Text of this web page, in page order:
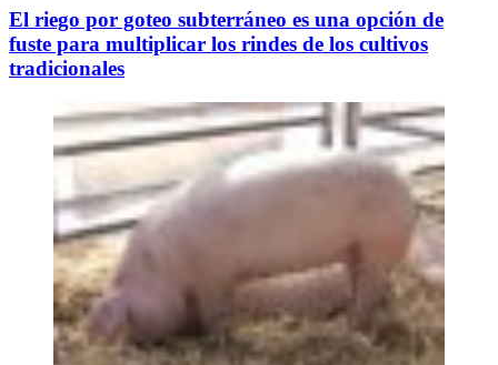
El riego por goteo subterráneo es una opción de
fuste para multiplicar los rindes de los cultivos
tradicionales